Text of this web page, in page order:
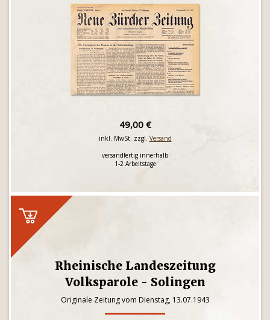
49,00 €
inkl. MwSt. zzgl. Versand
versandfertig innerhalb
1-2 Arbeitstage
Rheinische Landeszeitung
Volksparole - Solingen
Originale Zeitung vom Dienstag, 13.07.1943